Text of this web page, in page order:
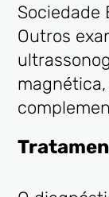
Sociedade
Outros